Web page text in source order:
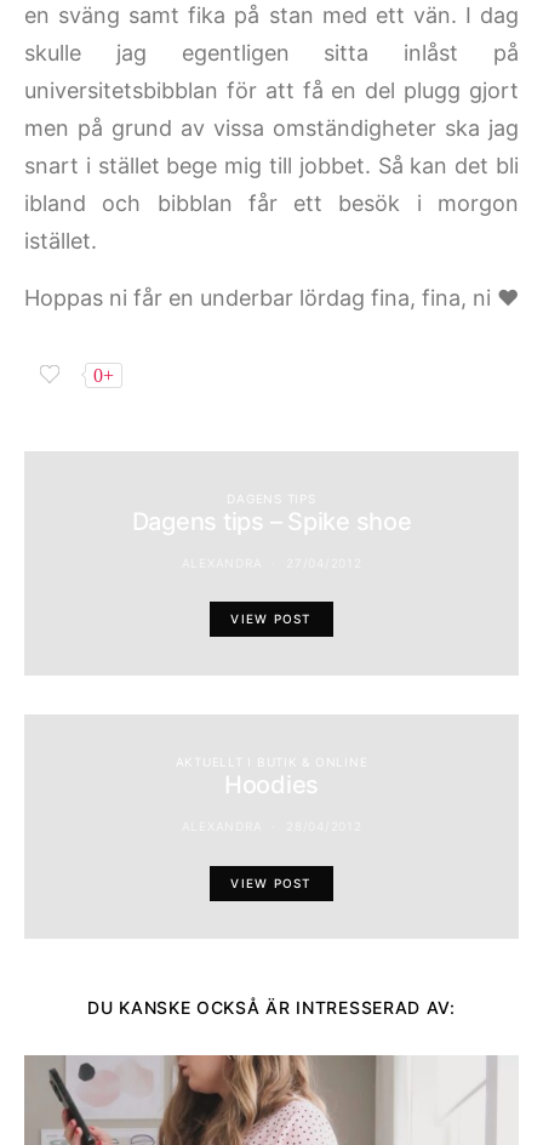
en sväng samt fika på stan med ett vän. I dag
skulle jag egentligen sitta inlåst på
universitetsbibblan för att få en del plugg gjort
men på grund av vissa omständigheter ska jag
snart i stället bege mig till jobbet. Så kan det bli
ibland och bibblan får ett besök i morgon
istället.
Hoppas ni får en underbar lördag fina, fina, ni ♥
0+
DAGENS TIPS
Dagens tips – Spike shoe
VIEW POST
AKTUELLT I BUTIK & ONLINE
Hoodies
VIEW POST
DU KANSKE OCKSÅ ÄR INTRESSERAD AV: